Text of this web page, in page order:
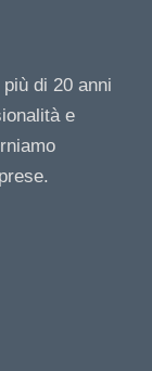
di 20 anni
e